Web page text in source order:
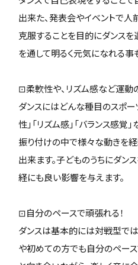
出来た、発表会やイベントで人
克服することを目的にダンスを
を通して明るく元気になれる事
⊡柔軟性や、リズム感など運動
ダンスにはどんな種目のスポ
性」「リズム感」「バランス感覚
振り付けの中で様々な動きを
出来ます。子どものうちにダン
経にも良い影響を与えます。
⊡自分のペースで頑張れる！
ダンスは基本的には対戦型で
や初めての方でも自分のペー